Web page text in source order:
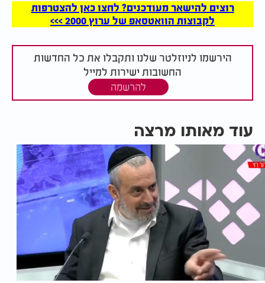
רוצים להישאר מעודכנים? לחצו כאן להצטרפות
לקבוצות הוואטסאפ של ערוץ 2000 >>>
הירשמו לניוזלטר שלנו ותקבלו את כל החדשות
החשובות ישירות למייל
להרשמה
עוד מאותו מרצה